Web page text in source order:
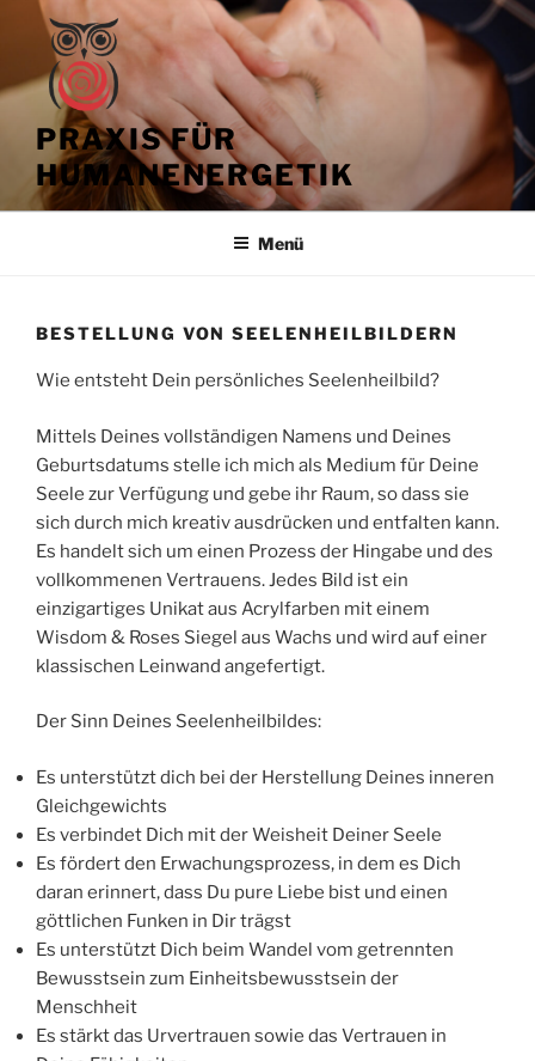
springen
PRAXIS FÜR
HUMANENERGETIK
Menü
BESTELLUNG VON SEELENHEILBILDERN
Wie entsteht Dein persönliches Seelenheilbild?
Mittels Deines vollständigen Namens und Deines
Geburtsdatums stelle ich mich als Medium für Deine
Seele zur Verfügung und gebe ihr Raum, so dass sie
sich durch mich kreativ ausdrücken und entfalten kann.
Es handelt sich um einen Prozess der Hingabe und des
vollkommenen Vertrauens. Jedes Bild ist ein
einzigartiges Unikat aus Acrylfarben mit einem
Wisdom & Roses Siegel aus Wachs und wird auf einer
klassischen Leinwand angefertigt.
Der Sinn Deines Seelenheilbildes:
Es unterstützt dich bei der Herstellung Deines inneren
Gleichgewichts
Es verbindet Dich mit der Weisheit Deiner Seele
Es fördert den Erwachungsprozess, in dem es Dich
daran erinnert, dass Du pure Liebe bist und einen
göttlichen Funken in Dir trägst
Es unterstützt Dich beim Wandel vom getrennten
Bewusstsein zum Einheitsbewusstsein der
Menschheit
Es stärkt das Urvertrauen sowie das Vertrauen in